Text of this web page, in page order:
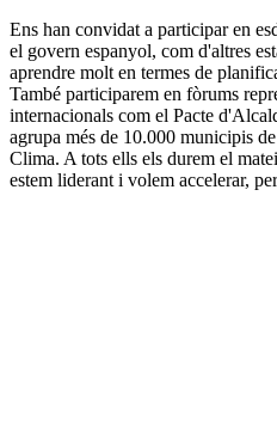
Ens han convidat a participar en
el govern espanyol, com d'altres
aprendre molt en termes de
També participarem en fòrums
internacionals com el Pacte
agrupa més de 10.000 municipis
Clima. A tots ells els durem el
estem liderant i volem accelerar,